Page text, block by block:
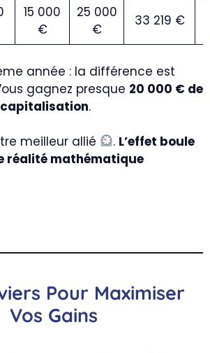
15 000
€
25 000
€
33 219 €
année : la différence est
gagnez presque 20 000 € de
.
meilleur allié . L’effet boule
réalité mathématique
Pour Maximiser
Vos Gains